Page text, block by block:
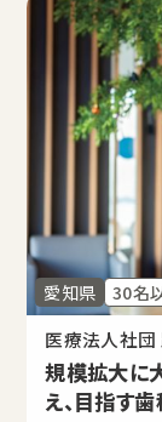
愛知県 30名
医療法人社団
規模拡大に
え、目指す